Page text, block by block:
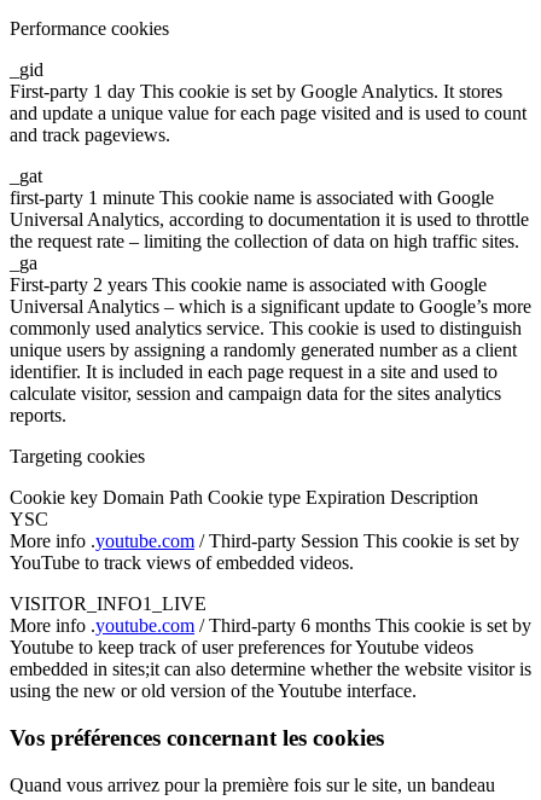
Performance cookies
_gid
First-party 1 day This cookie is set by Google Analytics. It stores
and update a unique value for each page visited and is used to count
and track pageviews.
_gat
first-party 1 minute This cookie name is associated with Google
Universal Analytics, according to documentation it is used to throttle
the request rate – limiting the collection of data on high traffic sites.
_ga
First-party 2 years This cookie name is associated with Google
Universal Analytics – which is a significant update to Google’s more
commonly used analytics service. This cookie is used to distinguish
unique users by assigning a randomly generated number as a client
identifier. It is included in each page request in a site and used to
calculate visitor, session and campaign data for the sites analytics
reports.
Targeting cookies
Cookie key Domain Path Cookie type Expiration Description
YSC
More info .youtube.com / Third-party Session This cookie is set by
YouTube to track views of embedded videos.
VISITOR_INFO1_LIVE
More info .youtube.com / Third-party 6 months This cookie is set by
Youtube to keep track of user preferences for Youtube videos
embedded in sites;it can also determine whether the website visitor is
using the new or old version of the Youtube interface.
Vos préférences concernant les cookies
Quand vous arrivez pour la première fois sur le site, un bandeau